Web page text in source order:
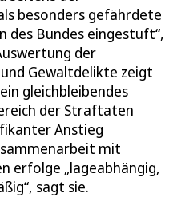
besonders gefährdete
des Bundes eingestuft“,
der
Gewaltdelikte zeigt
gleichbleibendes
der Straftaten
Anstieg
mit
erfolge „lageabhängig,
sagt sie.